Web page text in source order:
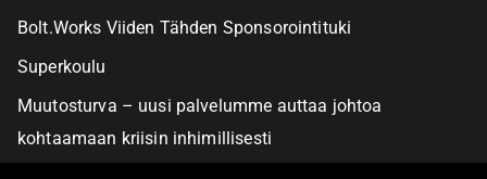
Bolt.Works Viiden Tähden Sponsorointituki
Superkoulu
Muutosturva – uusi palvelumme auttaa johtoa
kohtaamaan kriisin inhimillisesti